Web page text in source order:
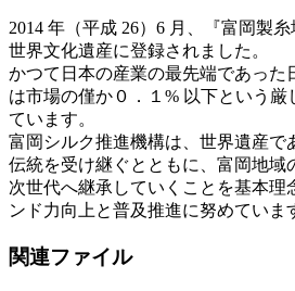
2014 年（平成 26）6 月、『富岡製
世界文化遺産に登録されました。
かつて日本の産業の最先端であった
は市場の僅か０．１% 以下という
ています。
富岡シルク推進機構は、世界遺産で
伝統を受け継ぐとともに、富岡地域
次世代へ継承していくことを基本理
ンド力向上と普及推進に努めていま
関連ファイル